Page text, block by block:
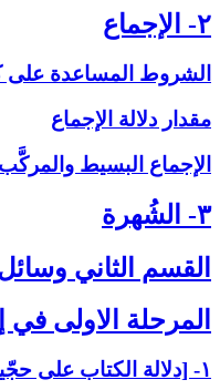
۲- الإجماع‏
الشروط المساعدة
مقدار دلالة الإجماع
الإجماع البسيط والمركَّب
۳- الشُهرة
القسم الثاني
المرحلة الاولى ‏في
۱- [دلالة الكتاب على حجّية الخبر